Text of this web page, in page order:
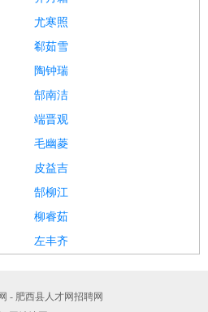
尤寒照
郗茹雪
陶钟瑞
郜南洁
端晋观
毛幽菱
皮益吉
郜柳江
柳睿茹
左丰齐
- 肥西县人才网招聘网